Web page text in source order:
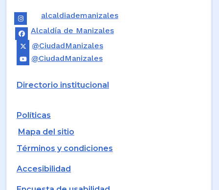
alcaldiademanizales
Alcaldía de Manizales
@CiudadManizales
@CiudadManizales
Directorio institucional
Políticas
Mapa del sitio
Términos y condiciones
Accesibilidad